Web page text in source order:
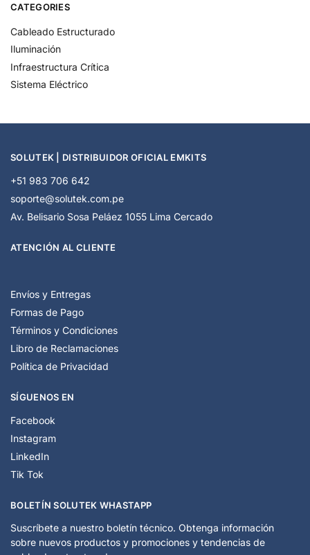
CATEGORIES
Cableado Estructurado
Iluminación
Infraestructura Crítica
Sistema Eléctrico
SOLUTEK | DISTRIBUIDOR OFICIAL EMKITS
+51 983 706 642
soporte@solutek.com.pe
Av. Belisario Sosa Peláez 1055 Lima Cercado
ATENCIÓN AL CLIENTE
Envíos y Entregas
Formas de Pago
Términos y Condiciones
Libro de Reclamaciones
Política de Privacidad
SÍGUENOS EN
Facebook
Instagram
LinkedIn
Tik Tok
BOLETÍN SOLUTEK WHASTAPP
Suscríbete a nuestro boletín técnico. Obtenga información
sobre nuevos productos y promociones y tendencias de